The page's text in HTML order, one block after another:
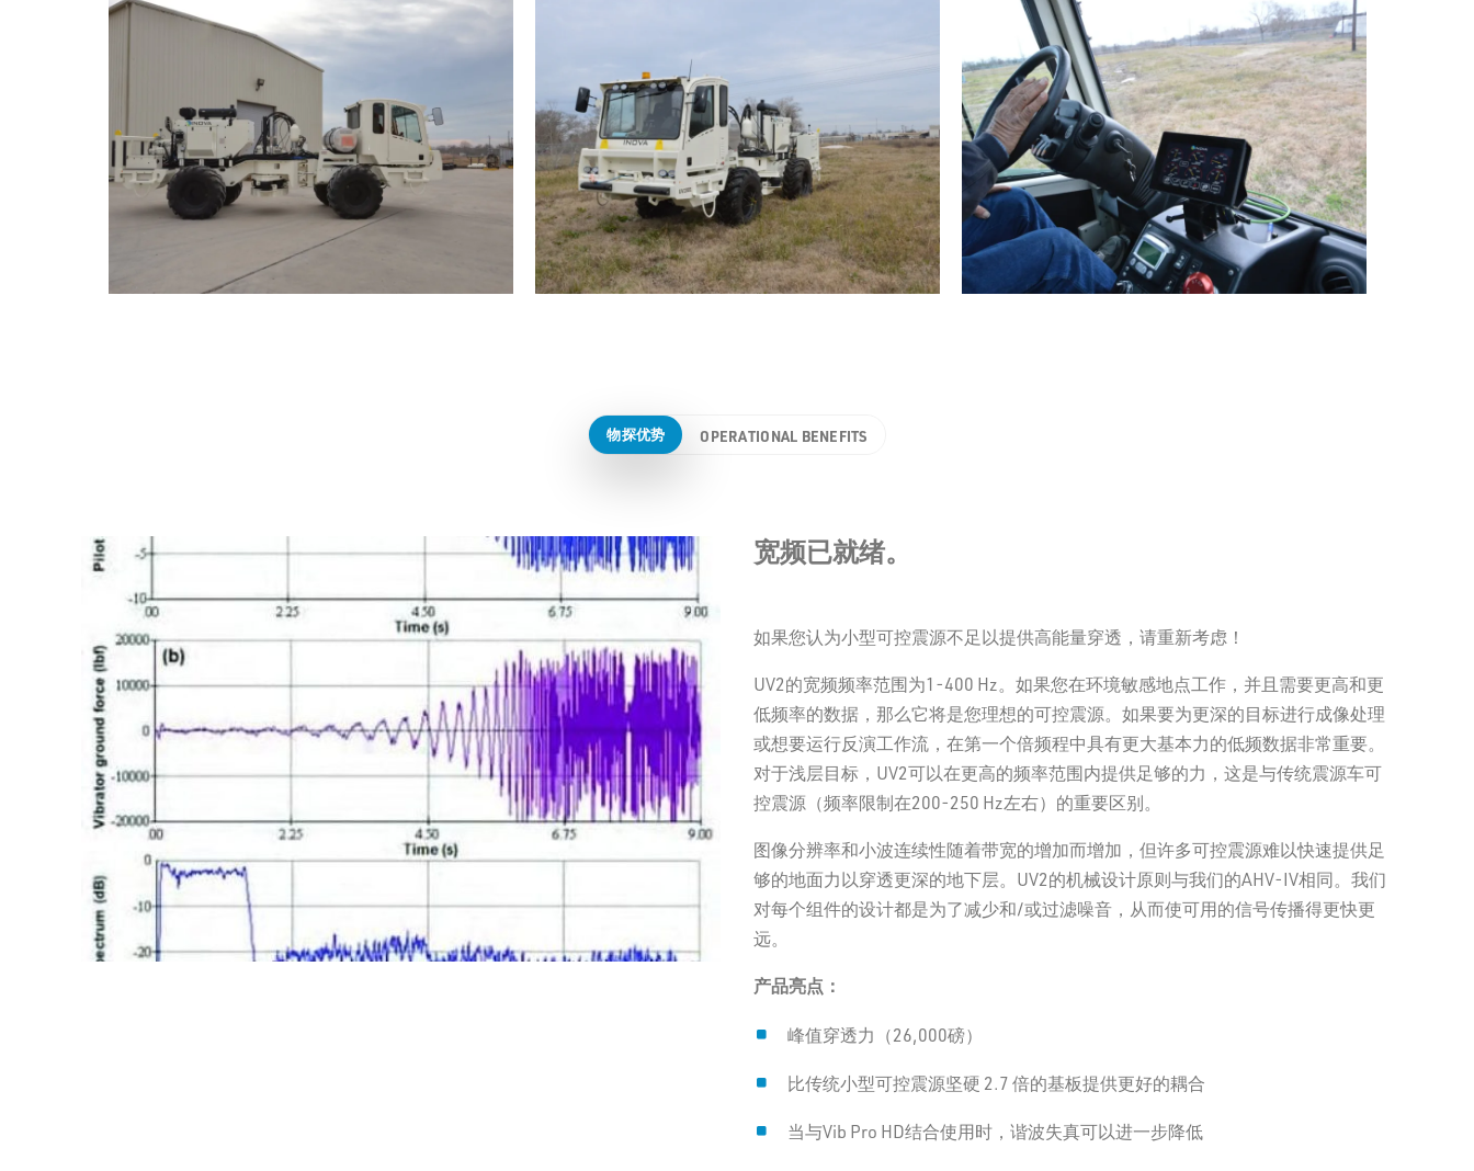
物探优势 OPERATIONAL BENEFITS
宽频已就绪。
如果您认为小型可控震源不足以提供高能量穿透，请重新考虑！
UV2的宽频频率范围为1-400 Hz。如果您在环境敏感地点工作，并且需要更高和更
低频率的数据，那么它将是您理想的可控震源。如果要为更深的目标进行成像处理
或想要运行反演工作流，在第一个倍频程中具有更大基本力的低频数据非常重要。
对于浅层目标，UV2可以在更高的频率范围内提供足够的力，这是与传统震源车可
控震源（频率限制在200-250 Hz左右）的重要区别。
图像分辨率和小波连续性随着带宽的增加而增加，但许多可控震源难以快速提供足
够的地面力以穿透更深的地下层。UV2的机械设计原则与我们的AHV-IV相同。我们
对每个组件的设计都是为了减少和/或过滤噪音，从而使可用的信号传播得更快更
远。
产品亮点：
峰值穿透力（26,000磅）
比传统小型可控震源坚硬 2.7 倍的基板提供更好的耦合
当与Vib Pro HD结合使用时，谐波失真可以进一步降低
Designed for small to mid-range source
The UV2 makes operating and maintaining a vib fleet simple. An onboard CAN Bus
computer system delivers real-time diagnostics so you can quickly assess vehicle
vitals.
Maneuverability, low emissions and reliability are just a few reasons why the UV2 is
designed to keep operators comfortable, we’ve taken the driver’s seat in delivering
the ultimate VibOps experience.
Tier 3, Tier 4i or Tier 4 Final John Deere diesel engine options
Ideal for small to mid-range source acquisition operations
Can be fully integrated with VibPro HD to improve sweep QC, control and